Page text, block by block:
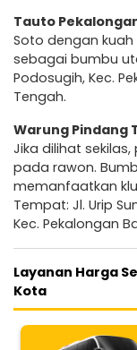
Tauto
Soto dengan
sebagai bumbu
Podosugih, Kec.
Tengah.
Warung Pindang
Jika dilihat
pada rawon.
memanfaatkan
Tempat: Jl. Urip
Kec. Pekalongan
Layanan Harga
Kota